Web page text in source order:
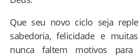
Que seu novo ciclo seja
sabedoria, felicidade e
nunca faltem motivos